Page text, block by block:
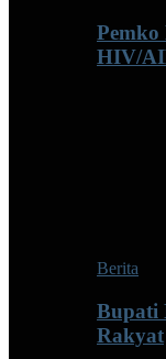
Pemko
HIV/
Berita
Bupati
Rakyat